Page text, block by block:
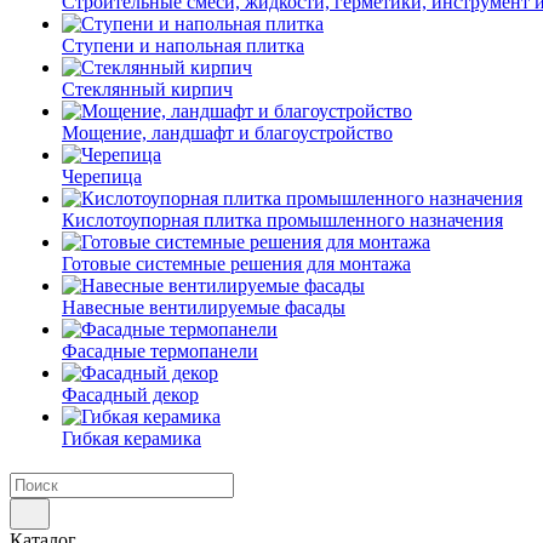
Ступени и напольная плитка
Cтеклянный кирпич
Мощение, ландшафт и благоустройство
Черепица
Кислотоупорная плитка промышленного назначения
Готовые системные решения для монтажа
Навесные вентилируемые фасады
Фасадные термопанели
Фасадный декор
Гибкая керамика